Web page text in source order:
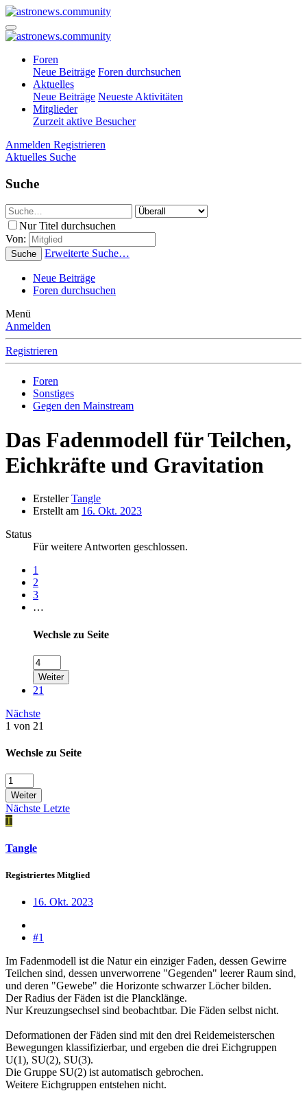
Foren
Neue Beiträge Foren durchsuchen
Aktuelles
Neue Beiträge Neueste Aktivitäten
Mitglieder
Zurzeit aktive Besucher
Anmelden Registrieren
Aktuelles Suche
Suche
Nur Titel durchsuchen
Von:
Suche Erweiterte Suche…
Neue Beiträge
Foren durchsuchen
Menü
Anmelden
Registrieren
Foren
Sonstiges
Gegen den Mainstream
Das Fadenmodell für Teilchen,
Eichkräfte und Gravitation
Ersteller Tangle
Erstellt am 16. Okt. 2023
Status
Für weitere Antworten geschlossen.
1
2
3
…
Wechsle zu Seite
Weiter
21
Nächste
1 von 21
Wechsle zu Seite
Weiter
Nächste Letzte
T
Tangle
Registriertes Mitglied
16. Okt. 2023
#1
Im Fadenmodell ist die Natur ein einziger Faden, dessen Gewirre
Teilchen sind, dessen unverworrene "Gegenden" leerer Raum sind,
und deren "Gewebe" die Horizonte schwarzer Löcher bilden.
Der Radius der Fäden ist die Plancklänge.
Nur Kreuzungsechsel sind beobachtbar. Die Fäden selbst nicht.
Deformationen der Fäden sind mit den drei Reidemeisterschen
Bewegungen klassifizierbar, und ergeben die drei Eichgruppen
U(1), SU(2), SU(3).
Die Gruppe SU(2) ist automatisch gebrochen.
Weitere Eichgruppen entstehen nicht.